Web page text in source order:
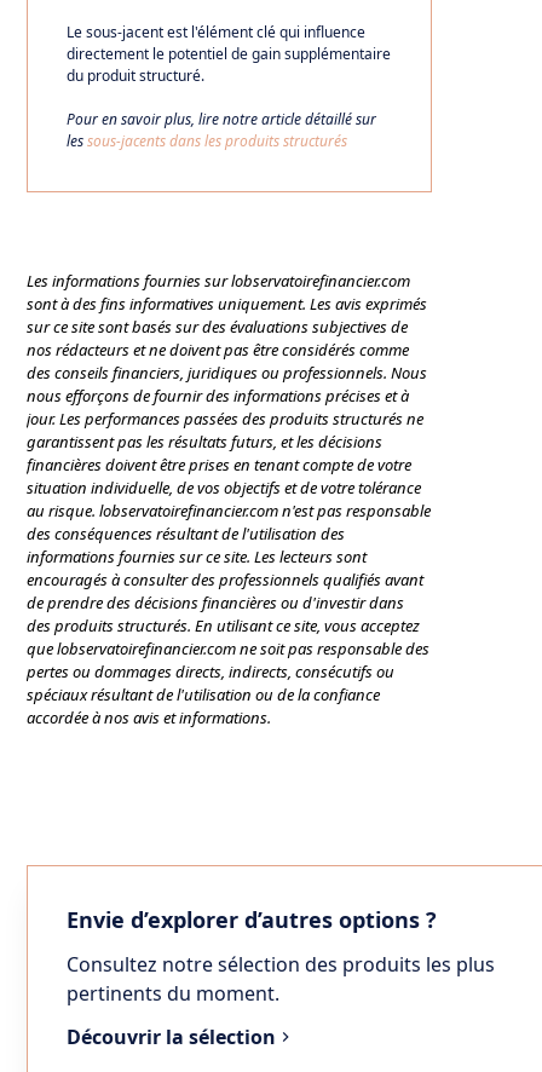
Le sous-jacent est l'élément clé qui influence
directement le potentiel de gain supplémentaire
du produit structuré.
Pour en savoir plus, lire notre article détaillé sur
lessous-jacents dans les produits structurés
Les informations fournies sur lobservatoirefinancier.com
sont à des fins informatives uniquement. Les avis exprimés
sur ce site sont basés sur des évaluations subjectives de
nos rédacteurs et ne doivent pas être considérés comme
des conseils financiers, juridiques ou professionnels. Nous
nous efforçons de fournir des informations précises et à
jour. Les performances passées des produits structurés ne
garantissent pas les résultats futurs, et les décisions
financières doivent être prises en tenant compte de votre
situation individuelle, de vos objectifs et de votre tolérance
au risque. lobservatoirefinancier.com n'est pas responsable
des conséquences résultant de l'utilisation des
informations fournies sur ce site. Les lecteurs sont
encouragés à consulter des professionnels qualifiés avant
de prendre des décisions financières ou d'investir dans
des produits structurés. En utilisant ce site, vous acceptez
que lobservatoirefinancier.com ne soit pas responsable des
pertes ou dommages directs, indirects, consécutifs ou
spéciaux résultant de l'utilisation ou de la confiance
accordée à nos avis et informations.
Envie d’explorer d’autres options ?
Consultez notre sélection des produits les plus
pertinents du moment.
Découvrir la sélection